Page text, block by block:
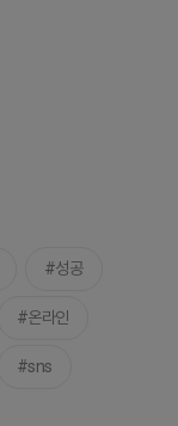
성공
온라인
sns